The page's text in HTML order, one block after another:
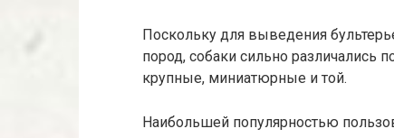
Поскольку для выведения
пород, собаки сильно различались
крупные, миниатюрные и той.
Наибольшей популярностью